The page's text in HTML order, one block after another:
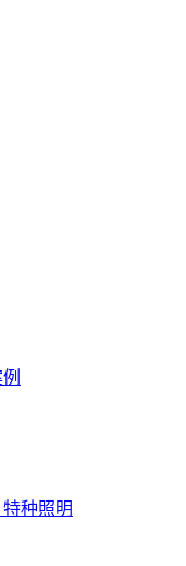
种照明